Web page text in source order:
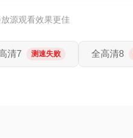
源观看效果更佳
清7 测速失败 全高清8